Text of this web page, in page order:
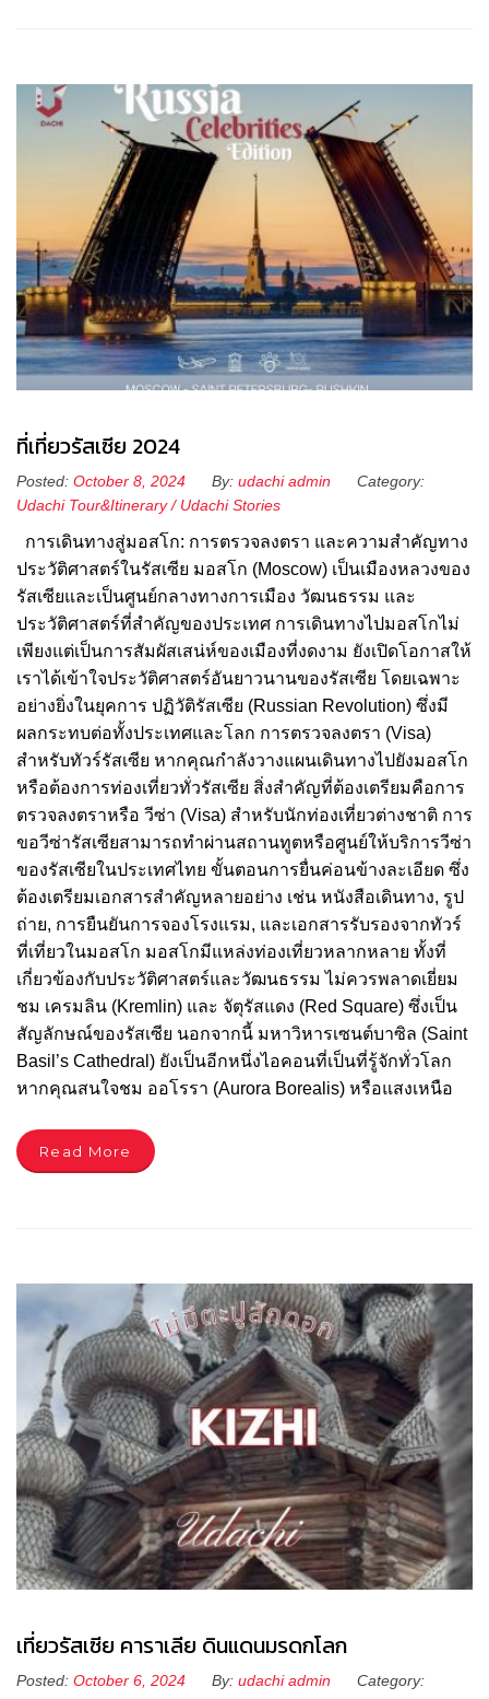
ที่เที่ยวรัสเซีย 2024
Posted: October 8, 2024 By: udachi admin
Category:
Udachi Tour&Itinerary/ Udachi Stories
การเดินทางสู่มอสโก: การตรวจลงตรา และความสำคัญทาง
ประวัติศาสตร์ในรัสเซีย มอสโก (Moscow) เป็นเมืองหลวงของ
รัสเซียและเป็นศูนย์กลางทางการเมือง วัฒนธรรม และ
ประวัติศาสตร์ที่สำคัญของประเทศ การเดินทางไปมอสโกไม่
เพียงแต่เป็นการสัมผัสเสน่ห์ของเมืองที่งดงาม ยังเปิดโอกาสให้
เราได้เข้าใจประวัติศาสตร์อันยาวนานของรัสเซีย โดยเฉพาะ
อย่างยิ่งในยุคการ ปฏิวัติรัสเซีย (Russian Revolution) ซึ่งมี
ผลกระทบต่อทั้งประเทศและโลก การตรวจลงตรา (Visa)
สำหรับทัวร์รัสเซีย หากคุณกำลังวางแผนเดินทางไปยังมอสโก
หรือต้องการท่องเที่ยวทั่วรัสเซีย สิ่งสำคัญที่ต้องเตรียมคือการ
ตรวจลงตราหรือ วีซ่า (Visa) สำหรับนักท่องเที่ยวต่างชาติ การ
ขอวีซ่ารัสเซียสามารถทำผ่านสถานทูตหรือศูนย์ให้บริการวีซ่า
ของรัสเซียในประเทศไทย ขั้นตอนการยื่นค่อนข้างละเอียด ซึ่ง
ต้องเตรียมเอกสารสำคัญหลายอย่าง เช่น หนังสือเดินทาง, รูป
ถ่าย, การยืนยันการจองโรงแรม, และเอกสารรับรองจากทัวร์
ที่เที่ยวในมอสโก มอสโกมีแหล่งท่องเที่ยวหลากหลาย ทั้งที่
เกี่ยวข้องกับประวัติศาสตร์และวัฒนธรรม ไม่ควรพลาดเยี่ยม
ชม เครมลิน (Kremlin) และ จัตุรัสแดง (Red Square) ซึ่งเป็น
สัญลักษณ์ของรัสเซีย นอกจากนี้ มหาวิหารเซนต์บาซิล (Saint
Basil’s Cathedral) ยังเป็นอีกหนึ่งไอคอนที่เป็นที่รู้จักทั่วโลก
หากคุณสนใจชม ออโรรา (Aurora Borealis) หรือแสงเหนือ
Read More
เที่ยวรัสเซีย คาราเลีย ดินแดนมรดกโลก
Posted: October 6, 2024 By: udachi admin
Category: